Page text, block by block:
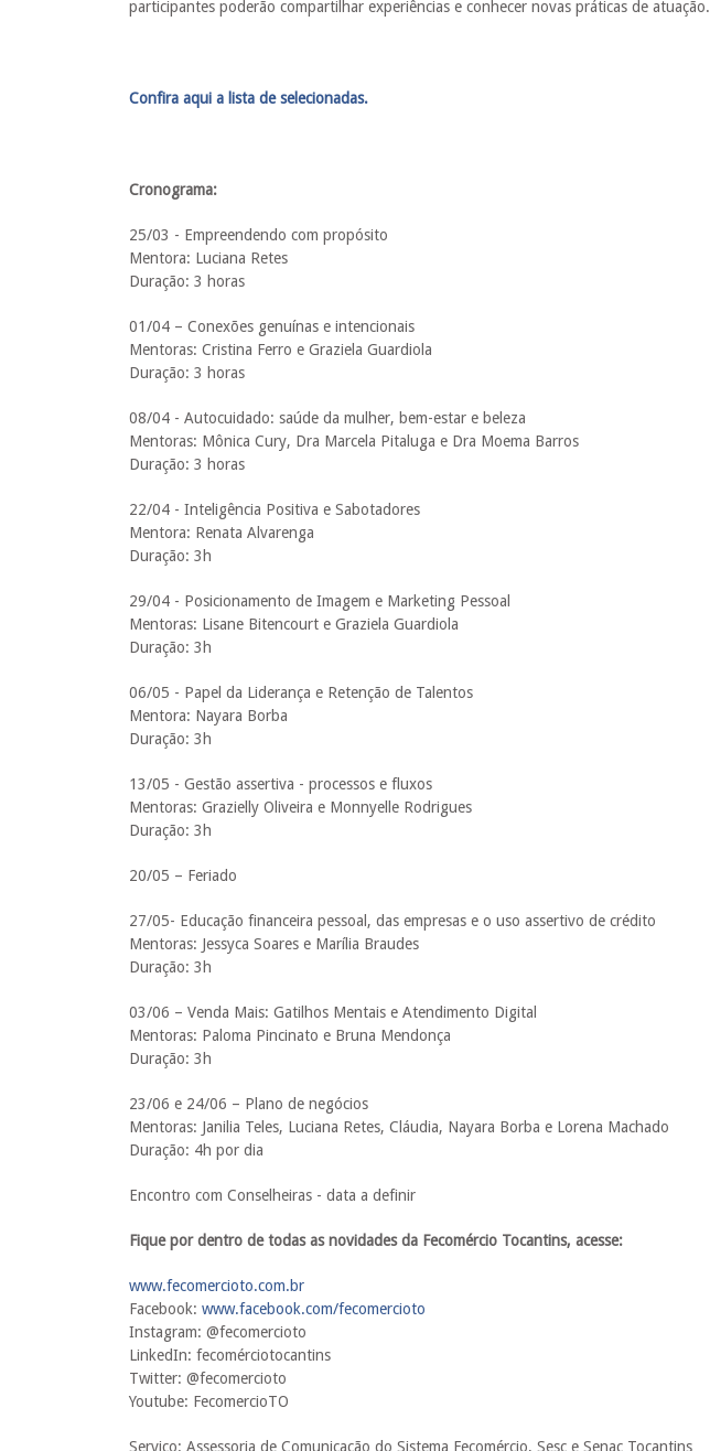
participantes poderão compartilhar experiências e conhecer novas práticas de atuação.
Confira aqui a lista de selecionadas.
Cronograma:
25/03 - Empreendendo com propósito
Mentora: Luciana Retes
Duração: 3 horas
01/04 – Conexões genuínas e intencionais
Mentoras: Cristina Ferro e Graziela Guardiola
Duração: 3 horas
08/04 - Autocuidado: saúde da mulher, bem-estar e beleza
Mentoras: Mônica Cury, Dra Marcela Pitaluga e Dra Moema Barros
Duração: 3 horas
22/04 - Inteligência Positiva e Sabotadores
Mentora: Renata Alvarenga
Duração: 3h
29/04 - Posicionamento de Imagem e Marketing Pessoal
Mentoras: Lisane Bitencourt e Graziela Guardiola
Duração: 3h
06/05 - Papel da Liderança e Retenção de Talentos
Mentora: Nayara Borba
Duração: 3h
13/05 - Gestão assertiva - processos e fluxos
Mentoras: Grazielly Oliveira e Monnyelle Rodrigues
Duração: 3h
20/05 – Feriado
27/05- Educação financeira pessoal, das empresas e o uso assertivo de crédito
Mentoras: Jessyca Soares e Marília Braudes
Duração: 3h
03/06 – Venda Mais: Gatilhos Mentais e Atendimento Digital
Mentoras: Paloma Pincinato e Bruna Mendonça
Duração: 3h
23/06 e 24/06 – Plano de negócios
Mentoras: Janilia Teles, Luciana Retes, Cláudia, Nayara Borba e Lorena Machado
Duração: 4h por dia
Encontro com Conselheiras - data a definir
Fique por dentro de todas as novidades da Fecomércio Tocantins, acesse:
www.fecomercioto.com.br
Facebook: www.facebook.com/fecomercioto
Instagram: @‌fecomercioto
LinkedIn: fecomérciotocantins
Twitter: @‌fecomercioto
Youtube: FecomercioTO
Serviço: Assessoria de Comunicação do Sistema Fecomércio, Sesc e Senac Tocantins